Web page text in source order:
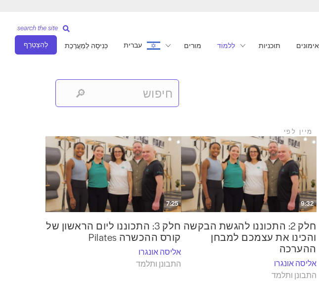
אימונים תוכניות לִלמוֹד מורים עברית כְּנִיסָה לַמַעֲרֶכֶת לְהִצְטַרֵף
search the site
מיין לפי
9:32
חלק 2: התכוננו להגשת הבקשה
והכינו את עצמכם למבחן
ההערכה
אליסה אונגרו
התבונן ותלמד
7:25
חלק 3: התכוננו ליום הראשון של
קורס ההכשרה Pilates
אליסה אונגרו
התבונן ותלמד